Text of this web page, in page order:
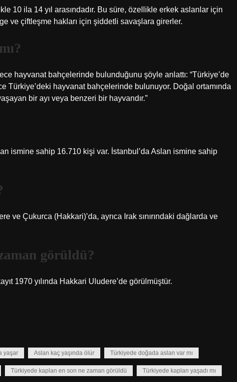
10 ila 14 yıl arasındadır. Bu süre, özellikle erkek aslanlar için
ve çiftleşme hakları için şiddetli savaşlara girerler.
hayvanat bahçelerinde bulunduğunu şöyle anlattı: “Türkiye’de
Türkiye’deki hayvanat bahçelerinde bulunuyor. Doğal ortamında
bir ayı veya benzeri bir hayvandır.”
ismine sahip 16.710 kişi var. İstanbul’da Aslan ismine sahip
ve Çukurca (Hakkari)’da, ayrıca Irak sınırındaki dağlarda ve
görüldü?
1970 yılında Hakkari Uludere’de görülmüştür.
yaşar Aslan kaç yaşında ölür Türkiyede doğada aslan var mı
Türkiyede kaplan en son ne zaman görüldü Türkiyede kaplan yaşadı mı